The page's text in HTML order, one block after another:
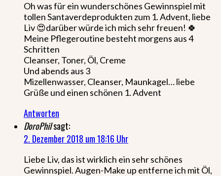
Oh was für ein wunderschönes Gewinnspiel mit
tollen Santaverdeprodukten zum 1. Advent, liebe
Liv 😍darüber würde ich mich sehr freuen! 🍀
Meine Pflegeroutine besteht morgens aus 4
Schritten
Cleanser, Toner, Öl, Creme
Und abends aus 3
Mizellenwasser, Cleanser, Maunkagel… liebe
Grüße und einen schönen 1. Advent
Antworten
DoroPhilsagt:
2. Dezember 2018 um 18:16 Uhr
Liebe Liv, das ist wirklich ein sehr schönes
Gewinnspiel. Augen-Make up entferne ich mit Öl,